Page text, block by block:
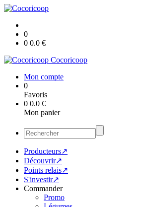
0
0 0.0 €
Cocoricoop
Mon compte
0
Favoris
0 0.0 €
Mon panier
Producteurs↗
Découvrir↗
Points relais↗
S'investir↗
Commander
Promo